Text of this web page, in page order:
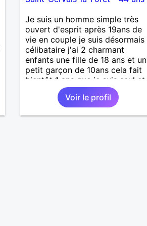
Je suis un homme simple très
ouvert d'esprit après 19ans de
vie en couple je suis désormais
célibataire j'ai 2 charmant
enfants une fille de 18 ans et un
petit garçon de 10ans cela fait
bientôt 1 ans que je suis seul et
aujourd'hui je suis prêt a refaire
ma vie rencontré une femme
simple pour partager des bons
Voir le profil